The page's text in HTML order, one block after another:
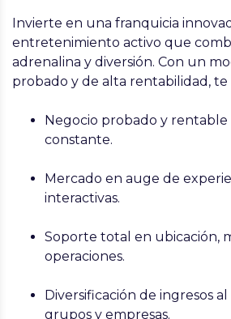
Invierte en una franquicia
entretenimiento activo que
adrenalina y diversión. Con un
probado y de alta rentabilidad, te
Negocio probado y rentable
constante.
Mercado en auge de
interactivas.
Soporte total en ubicación,
operaciones.
Diversificación de ingresos al
grupos y empresas.